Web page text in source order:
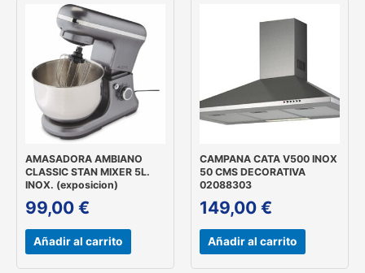
AMASADORA AMBIANO
CLASSIC STAN MIXER 5L.
INOX. (exposicion)
99,00 €
Añadir al carrito
CAMPANA CATA V500 INOX
50 CMS DECORATIVA
02088303
149,00 €
Añadir al carrito